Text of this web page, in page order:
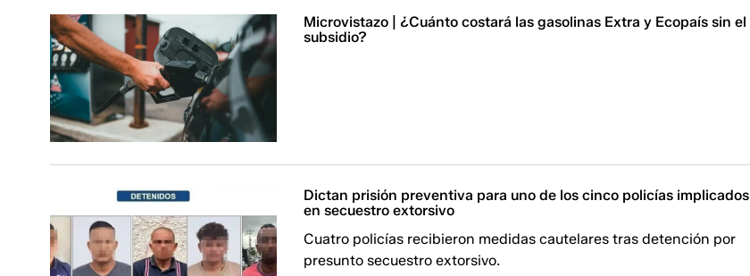
Microvistazo | ¿Cuánto costará las gasolinas Extra y Ecopaís sin el
subsidio?
Dictan prisión preventiva para uno de los cinco policías implicados
en secuestro extorsivo
Cuatro policías recibieron medidas cautelares tras detención por
presunto secuestro extorsivo.